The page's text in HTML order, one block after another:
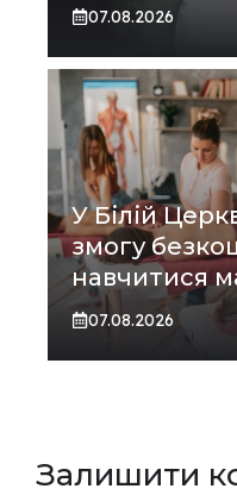
07.08.2026
У Білій
змогу
навчитися
07.08.2026
Залишити